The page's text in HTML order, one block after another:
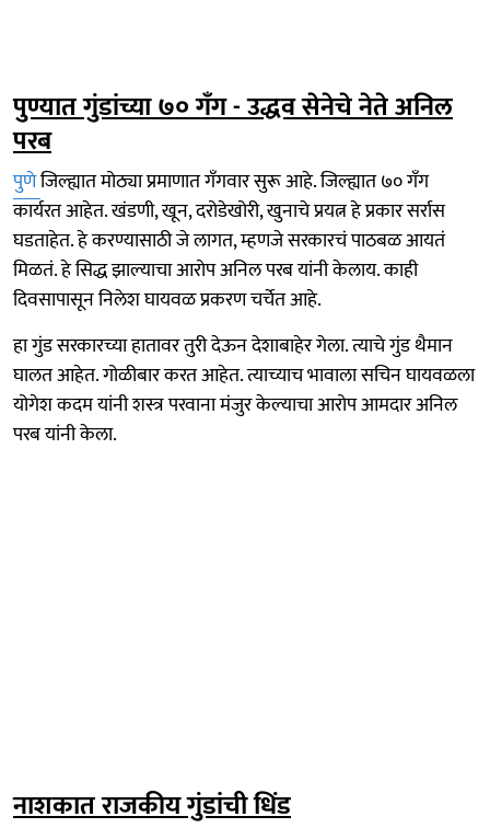
पुण्यात गुंडांच्या ७० गँग - उद्धव सेनेचे नेते अनिल
परब
पुणेजिल्ह्यात मोठ्या प्रमाणात गँगवार सुरू आहे. जिल्ह्यात ७० गँग
कार्यरत आहेत. खंडणी, खून, दरोडेखोरी, खुनाचे प्रयत्न हे प्रकार सर्रास
घडताहेत. हे करण्यासाठी जे लागत, म्हणजे सरकारचं पाठबळ आयतं
मिळतं. हे सिद्ध झाल्याचा आरोप अनिल परब यांनी केलाय. काही
दिवसापासून निलेश घायवळ प्रकरण चर्चेत आहे.
हा गुंड सरकारच्या हातावर तुरी देऊन देशाबाहेर गेला. त्याचे गुंड थैमान
घालत आहेत. गोळीबार करत आहेत. त्याच्याच भावाला सचिन घायवळला
योगेश कदम यांनी शस्त्र परवाना मंजुर केल्याचा आरोप आमदार अनिल
परब यांनी केला.
नाशकात राजकीय गुंडांची धिंड